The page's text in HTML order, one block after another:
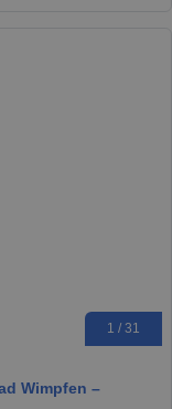
1 / 31
Wimpfen –